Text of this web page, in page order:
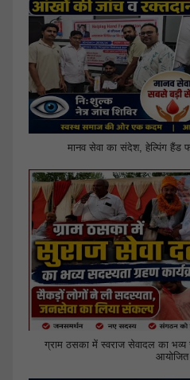
मानव सेवा का संदेश, हेल्पिंग हैंड
ग्राम ठसका में स्वराज सेवादल का
आयोजित